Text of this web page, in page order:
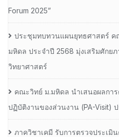
Forum 2025”
ประชุมทบทวนแผนยุทธศาสตร์ ค
มหิดล ประจำปี 2568 มุ่งเสริมศักย
วิทยาศาสตร์
คณะวิทย์ ม.มหิดล นำเสนอผลกา
ปฏิบัติงานของส่วนงาน (PA-Visit)
ภาควิชาเคมี รับการตรวจประเ